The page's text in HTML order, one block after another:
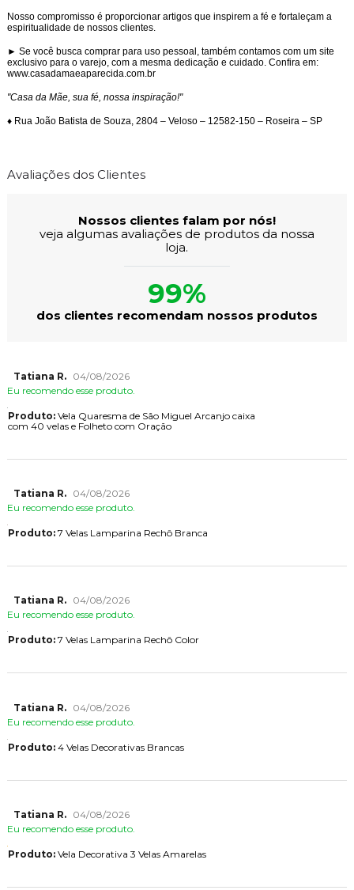
Nosso compromisso é proporcionar artigos que inspirem a fé e fortaleçam a
espiritualidade de nossos clientes.
► Se você busca comprar para uso pessoal, também contamos com um site
exclusivo para o varejo, com a mesma dedicação e cuidado. Confira em:
www.casadamaeaparecida.com.br
"Casa da Mãe, sua fé, nossa inspiração!"
♦ Rua João Batista de Souza, 2804 – Veloso – 12582-150 – Roseira – SP
Avaliações dos Clientes
Nossos clientes falam por nós!
veja algumas avaliações de produtos da nossa
loja.
99%
dos clientes recomendam nossos produtos
Tatiana R.
04/08/2026
Eu recomendo esse produto.
Produto:Vela Quaresma de São Miguel Arcanjo caixa
com 40 velas e Folheto com Oração
Tatiana R.
04/08/2026
Eu recomendo esse produto.
Produto:7 Velas Lamparina Rechô Branca
Tatiana R.
04/08/2026
Eu recomendo esse produto.
Produto:7 Velas Lamparina Rechô Color
Tatiana R.
04/08/2026
Eu recomendo esse produto.
Produto:4 Velas Decorativas Brancas
Tatiana R.
04/08/2026
Eu recomendo esse produto.
Produto:Vela Decorativa 3 Velas Amarelas